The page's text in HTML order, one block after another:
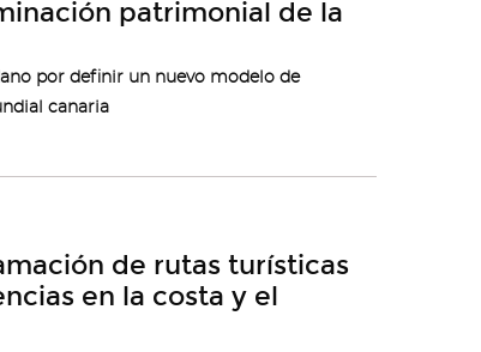
patrimonial de la
por definir un nuevo modelo de
canaria
de rutas turísticas
en la costa y el